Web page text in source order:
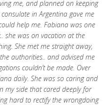
me, and planned on keeping
in Argentina gave me
help me. Fabiana was one
she was on vacation at the
She met me straight away,
authorities.. and advised me
couldn’t be made. Over
daily. She was so caring and
my side that cared deeply for
hard to rectify the wrongdoing